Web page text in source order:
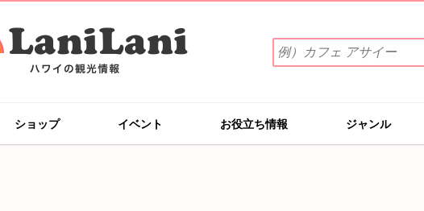
索
ワ
を
入
ショップ イベント お役立ち情報 ジャンル